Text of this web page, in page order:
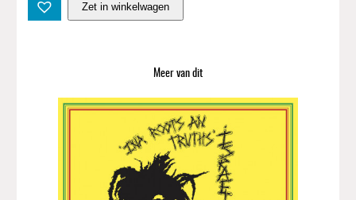
r
h
n
r
s
A
l
Zet in winkelwagen
Meer van dit